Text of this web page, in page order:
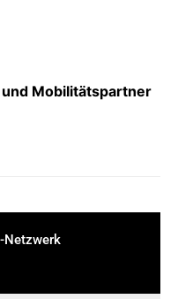
Mobilitätspartner
Netzwerk